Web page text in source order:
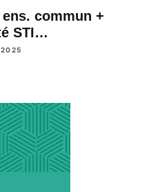
commun +
STI…